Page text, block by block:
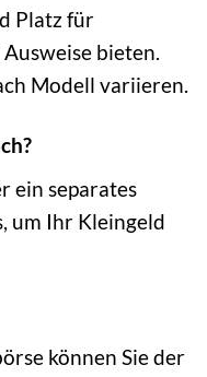
Platz für
bieten.
Modell variieren.
ein separates
um Ihr Kleingeld
können Sie der